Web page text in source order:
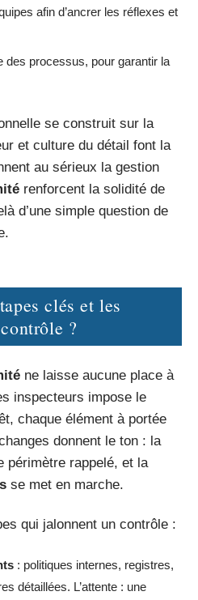
afin d’ancrer les réflexes et
des processus, pour garantir la
se construit sur la
et culture du détail font la
au sérieux la gestion
renforcent la solidité de
d’une simple question de
clés et les
?
ne laisse aucune place à
inspecteurs impose le
chaque élément à portée
donnent le ton : la
périmètre rappelé, et la
se met en marche.
qui jalonnent un contrôle :
: politiques internes, registres,
détaillées. L’attente : une